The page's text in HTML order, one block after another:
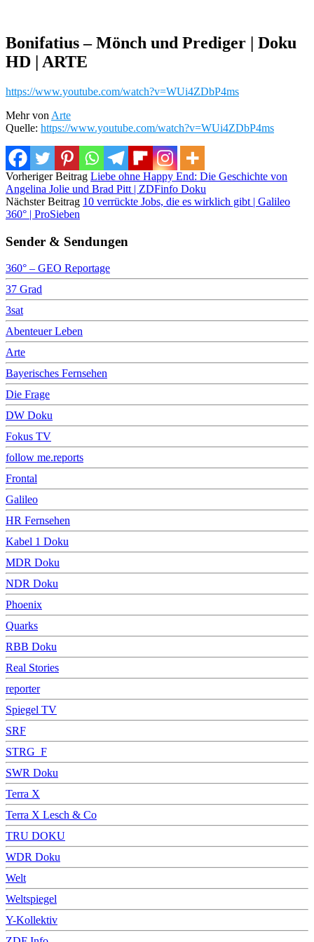
Bonifatius – Mönch und Prediger | Doku
HD | ARTE
https://www.youtube.com/watch?v=WUi4ZDbP4ms
Mehr von Arte
Quelle: https://www.youtube.com/watch?v=WUi4ZDbP4ms
Vorheriger Beitrag Liebe ohne Happy End: Die Geschichte von
Angelina Jolie und Brad Pitt | ZDFinfo Doku
Nächster Beitrag 10 verrückte Jobs, die es wirklich gibt | Galileo
360° | ProSieben
Sender & Sendungen
360° – GEO Reportage
37 Grad
3sat
Abenteuer Leben
Arte
Bayerisches Fernsehen
Die Frage
DW Doku
Fokus TV
follow me.reports
Frontal
Galileo
HR Fernsehen
Kabel 1 Doku
MDR Doku
NDR Doku
Phoenix
Quarks
RBB Doku
Real Stories
reporter
Spiegel TV
SRF
STRG_F
SWR Doku
Terra X
Terra X Lesch & Co
TRU DOKU
WDR Doku
Welt
Weltspiegel
Y-Kollektiv